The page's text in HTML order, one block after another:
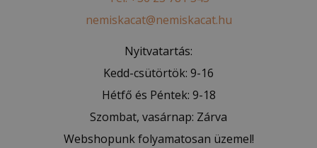
nemiskacat@nemiskacat.hu
Nyitvatartás:
Kedd-csütörtök: 9-16
Hétfő és Péntek: 9-18
Szombat, vasárnap: Zárva
Webshopunk folyamatosan üzemel!